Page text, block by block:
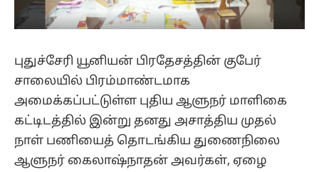
புதுச்சேரி யூனியன் பிரதேசத்தின் குபேர்
சாலையில் பிரம்மாண்டமாக
அமைக்கப்பட்டுள்ள புதிய ஆளுநர் மாளிகை
கட்டிடத்தில் இன்று தனது அசாத்திய முதல்
நாள் பணியைத் தொடங்கிய துணைநிலை
ஆளுநர் கைலாஷ்நாதன் அவர்கள், ஏழை